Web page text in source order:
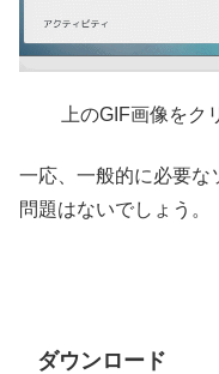
上のGIF画像を
一応、一般的に必要な
問題はないでしょう。
ダウンロード